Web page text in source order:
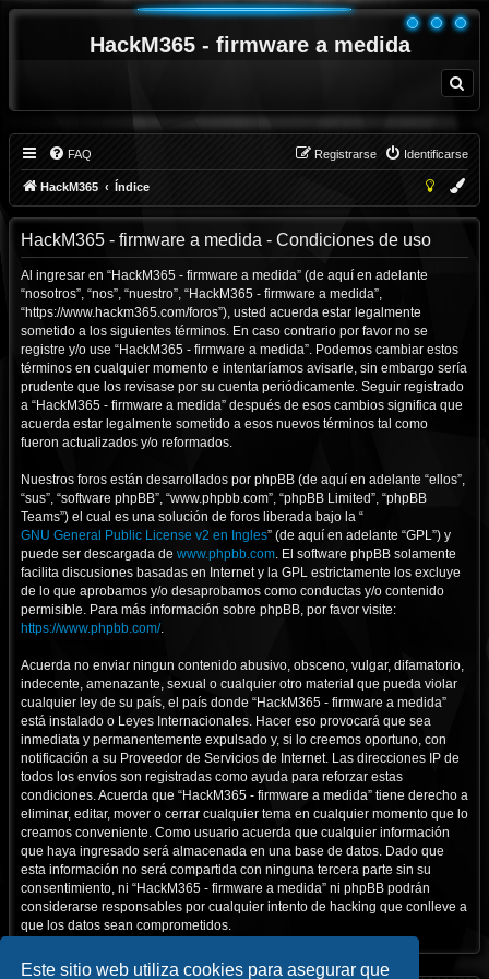
Este sitio web utiliza cookies para asegurar que
HackM365 - firmware a medida
u
FAQ Identificarse
Registrarse
HackM365 Índice
HackM365 - firmware a medida - Condiciones de uso
Al ingresar en “HackM365 - firmware a medida” (de aquí en adelante
“nosotros”, “nos”, “nuestro”, “HackM365 - firmware a medida”,
“https://www.hackm365.com/foros”), usted acuerda estar legalmente
sometido a los siguientes términos. En caso contrario por favor no se
registre y/o use “HackM365 - firmware a medida”. Podemos cambiar estos
términos en cualquier momento e intentaríamos avisarle, sin embargo sería
prudente que los revisase por su cuenta periódicamente. Seguir registrado
a “HackM365 - firmware a medida” después de esos cambios significa que
acuerda estar legalmente sometido a esos nuevos términos tal como
fueron actualizados y/o reformados.
Nuestros foros están desarrollados por phpBB (de aquí en adelante “ellos”,
“sus”, “software phpBB”, “www.phpbb.com”, “phpBB Limited”, “phpBB
Teams”) el cual es una solución de foros liberada bajo la “
GNU General Public License v2 en Ingles” (de aquí en adelante “GPL”) y
puede ser descargada de www.phpbb.com. El software phpBB solamente
facilita discusiones basadas en Internet y la GPL estrictamente los excluye
de lo que aprobamos y/o desaprobamos como conductas y/o contenido
permisible. Para más información sobre phpBB, por favor visite:
https://www.phpbb.com/.
Acuerda no enviar ningun contenido abusivo, obsceno, vulgar, difamatorio,
indecente, amenazante, sexual o cualquier otro material que pueda violar
cualquier ley de su país, el país donde “HackM365 - firmware a medida”
está instalado o Leyes Internacionales. Hacer eso provocará que sea
inmediata y permanentemente expulsado y, si lo creemos oportuno, con
notificación a su Proveedor de Servicios de Internet. Las direcciones IP de
todos los envíos son registradas como ayuda para reforzar estas
condiciones. Acuerda que “HackM365 - firmware a medida” tiene derecho a
eliminar, editar, mover o cerrar cualquier tema en cualquier momento que lo
creamos conveniente. Como usuario acuerda que cualquier información
que haya ingresado será almacenada en una base de datos. Dado que
esta información no será compartida con ninguna tercera parte sin su
consentimiento, ni “HackM365 - firmware a medida” ni phpBB podrán
considerarse responsables por cualquier intento de hacking que conlleve a
que los datos sean comprometidos.